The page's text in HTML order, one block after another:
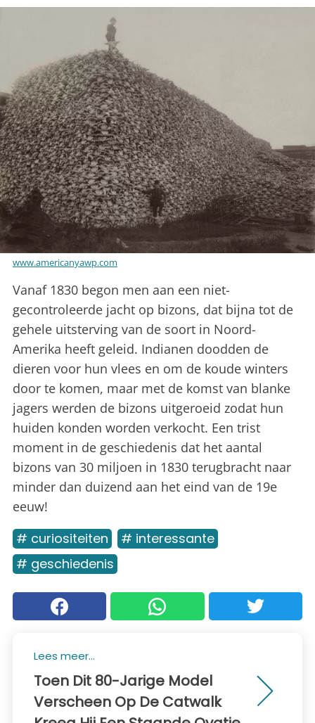
www.americanyawp.com
Vanaf 1830 begon men aan een niet-
gecontroleerde jacht op bizons, dat bijna tot de
gehele uitsterving van de soort in Noord-
Amerika heeft geleid. Indianen doodden de
dieren voor hun vlees en om de koude winters
door te komen, maar met de komst van blanke
jagers werden de bizons uitgeroeid zodat hun
huiden konden worden verkocht. Een trist
moment in de geschiedenis dat het aantal
bizons van 30 miljoen in 1830 terugbracht naar
minder dan duizend aan het eind van de 19e
eeuw!
# curiositeiten
# interessante
# geschiedenis
Lees meer...
Toen Dit 80-Jarige Model
Verscheen Op De Catwalk